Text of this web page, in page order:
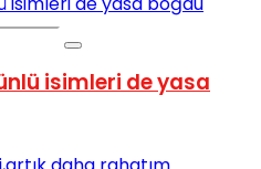
isimleri de yasa